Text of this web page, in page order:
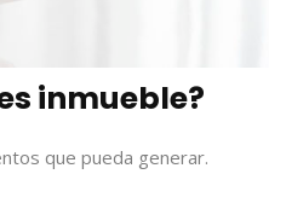
inmueble?
que pueda generar.